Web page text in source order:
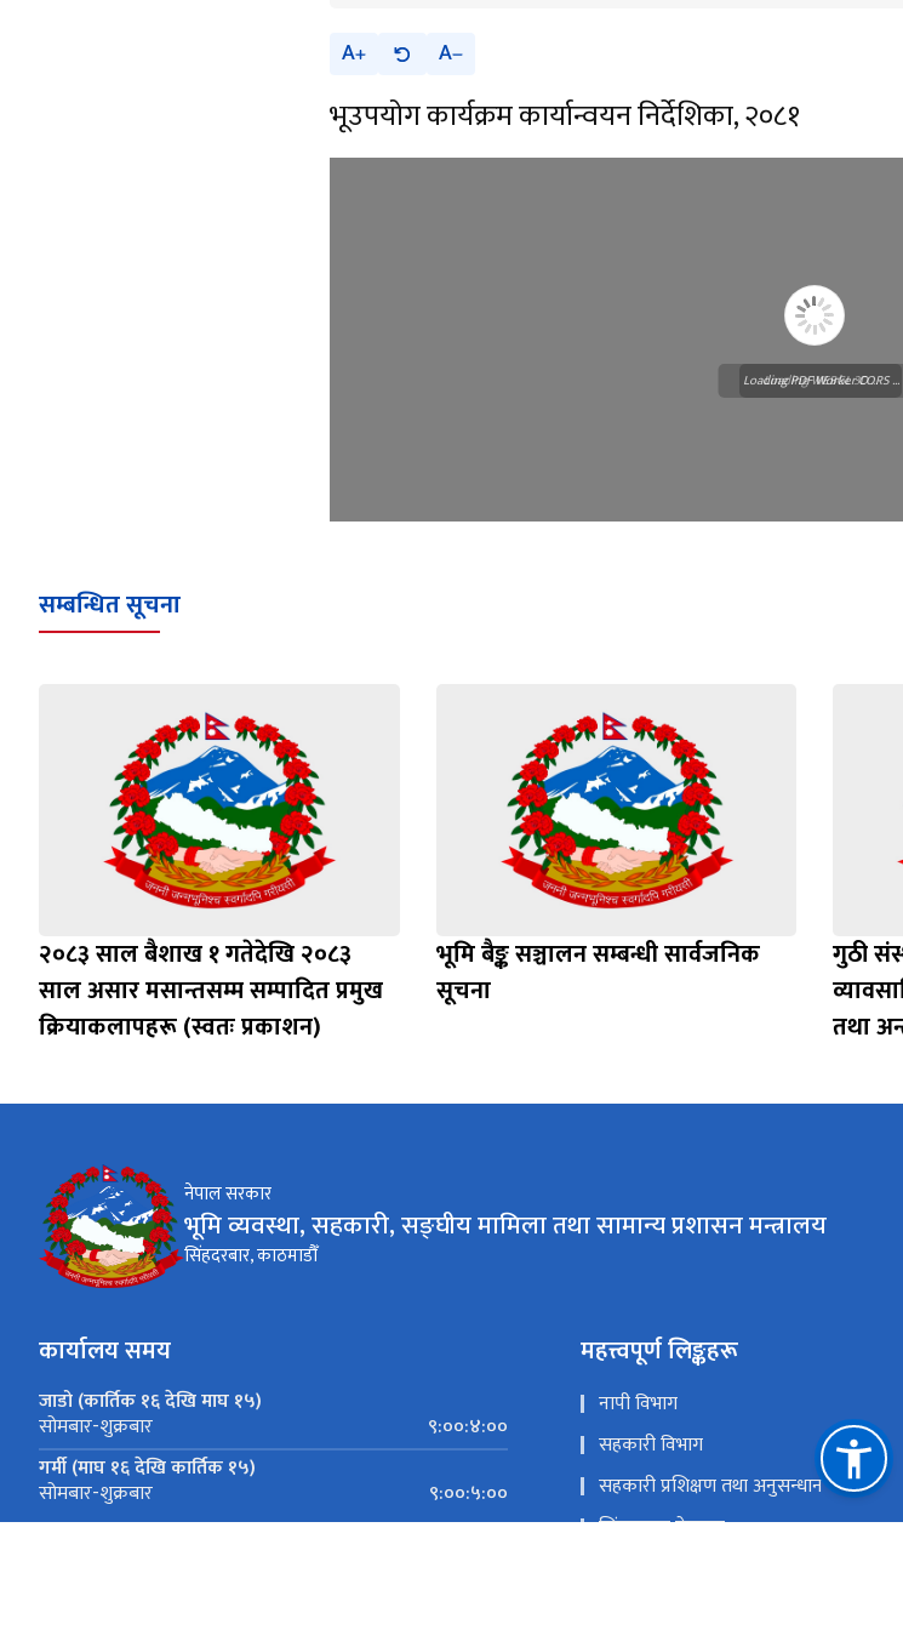
A A
भूउपयोग कार्यक्रम कार्यान्वयन निर्देशिका, २०८१
Loading WEBGL 3D ...
Loading PDF Worker CORS ...
सम्बन्धित सूचना
२०८३ साल बैशाख १ गतेदेखि २०८३
साल असार मसान्तसम्म सम्पादित प्रमुख
क्रियाकलापहरू (स्वतः प्रकाशन)
भूमि बैङ्क सञ्चालन सम्बन्धी सार्वजनिक
सूचना
गुठी
तथा
नेपाल सरकार
भूमि व्यवस्था, सहकारी, सङ्घीय मामिला तथा सामान्य प्रशासन मन्त्रालय
सिंहदरबार, काठमाडौँ
कार्यालय समय
जाडो (कार्तिक १६ देखि माघ १५)
सोमबार-शुक्रबार
९:००:४:००
गर्मी (माघ १६ देखि कार्तिक १५)
सोमबार-शुक्रबार ९:००:५:००
महत्त्वपूर्ण लिङ्कहरू
नापी विभाग
सहकारी विभाग
सहकारी प्रशिक्षण तथा अनुसन्धान केन्द्र
सिंहदरबार गेटपास